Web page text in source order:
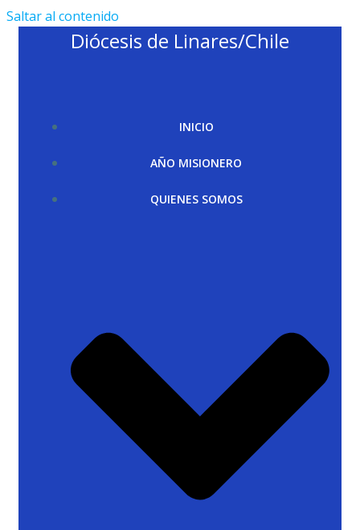
Saltar al contenido
Diócesis de Linares/Chile
INICIO
AÑO MISIONERO
QUIENES SOMOS